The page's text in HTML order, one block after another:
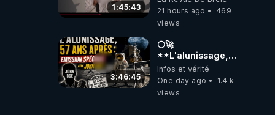
1:45:43
pouvoir en France
21 hours ago
469
views
3:46:45
🌕🚀
**L'alunissage,
57 ans après :
Émission spéciale
avec John Doe
Infos et vérité
One day ago
1.4 k
views